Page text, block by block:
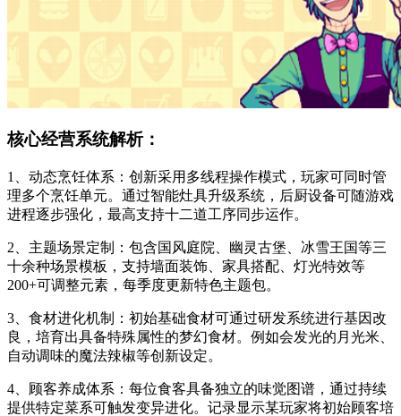
核心经营系统解析：
1、动态烹饪体系：创新采用多线程操作模式，玩家可同时管
理多个烹饪单元。通过智能灶具升级系统，后厨设备可随游戏
进程逐步强化，最高支持十二道工序同步运作。
2、主题场景定制：包含国风庭院、幽灵古堡、冰雪王国等三
十余种场景模板，支持墙面装饰、家具搭配、灯光特效等
200+可调整元素，每季度更新特色主题包。
3、食材进化机制：初始基础食材可通过研发系统进行基因改
良，培育出具备特殊属性的梦幻食材。例如会发光的月光米、
自动调味的魔法辣椒等创新设定。
4、顾客养成体系：每位食客具备独立的味觉图谱，通过持续
提供特定菜系可触发变异进化。记录显示某玩家将初始顾客培